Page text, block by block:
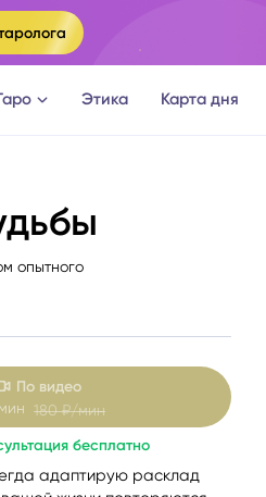
на измену
на женщину
на будущее
Этика Карта дня
опытного
адаптирую расклад
По видео
180 ₽/мин
бесплатно